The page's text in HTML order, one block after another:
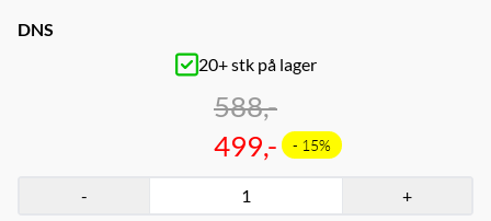
DNS
20+ stk på lager
499,-
588,-
- 15%
- +